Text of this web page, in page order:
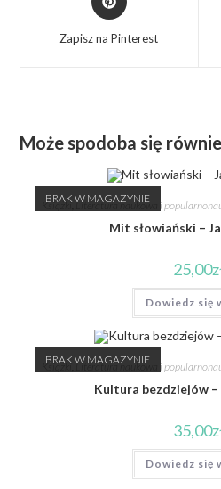
Zapisz na Pinterest
Może spodoba się
BRAK W MAGAZYNIE
Książki, Literatura naukowa i
Mit słowiański –
25,00
Dowiedz się
BRAK W MAGAZYNIE
Książki, Literatura naukowa i
Kultura bezdziejów
35,00
Dowiedz się